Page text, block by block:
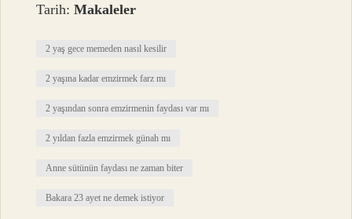
Tarih:Makaleler
2 yaş gece memeden nasıl kesilir
2 yaşına kadar emzirmek farz mı
2 yaşından sonra emzirmenin faydası var mı
2 yıldan fazla emzirmek günah mı
Anne sütünün faydası ne zaman biter
Bakara 23 ayet ne demek istiyor